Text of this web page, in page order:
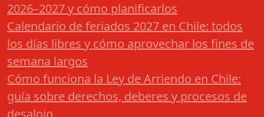
2026–2027 y cómo planificarlos
Calendario de feriados 2027 en Chile: todos
los días libres y cómo aprovechar los fines de
semana largos
Cómo funciona la Ley de Arriendo en Chile:
guía sobre derechos, deberes y procesos de